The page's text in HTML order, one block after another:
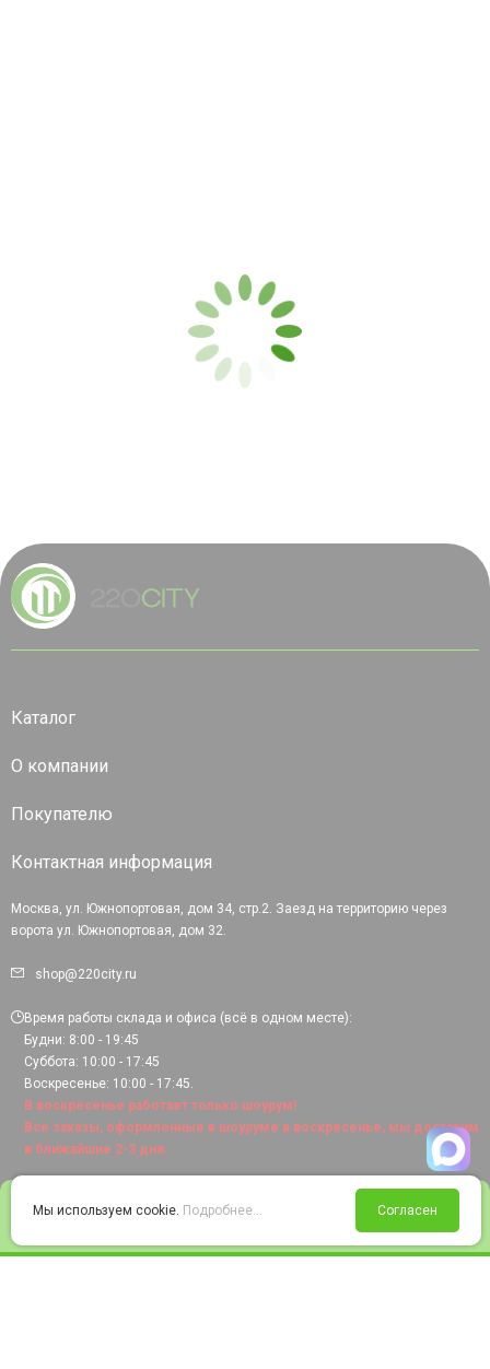
Войти Избранное Корзина
Каталог
О компании
Покупателю
Контактная информация
Москва, ул. Южнопортовая, дом 34, стр.2. Заезд на территорию через
ворота ул. Южнопортовая, дом 32.
shop@220city.ru
Время работы склада и офиса (всё в одном месте):
Будни: 8:00 - 19:45
Суббота: 10:00 - 17:45
Воскресенье: 10:00 - 17:45.
В воскресенье работает только шоурум!
Все заказы, оформленные в шоуруме в воскресенье, мы доставим
в ближайшие 2-3 дня.
Мы используем cookie. Подробнее... Согласен